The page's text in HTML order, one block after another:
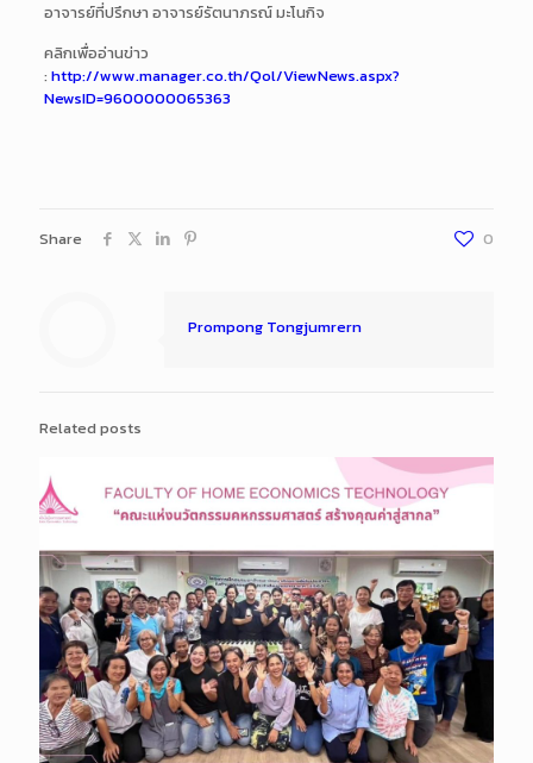
อาจารย์ที่ปรึกษา อาจารย์รัตนาภรณ์ มะโนกิจ
คลิกเพื่ออ่านข่าว
: http://www.manager.co.th/Qol/ViewNews.aspx?
NewsID=9600000065363
Share 0
Prompong Tongjumrern
Related posts